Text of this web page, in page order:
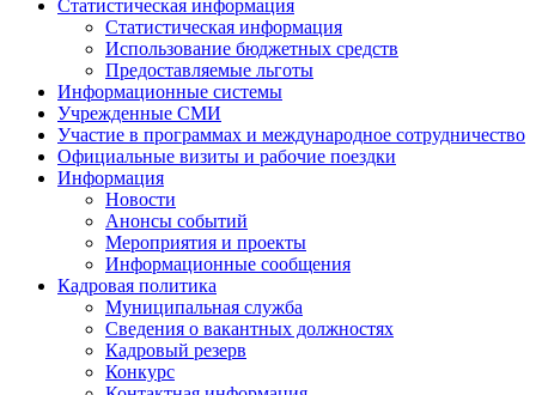
Статистическая информация
Статистическая информация
Использование бюджетных средств
Предоставляемые льготы
Информационные системы
Учрежденные СМИ
Участие в программах и международное сотрудничество
Официальные визиты и рабочие поездки
Информация
Новости
Анонсы событий
Мероприятия и проекты
Информационные сообщения
Кадровая политика
Муниципальная служба
Сведения о вакантных должностях
Кадровый резерв
Конкурс